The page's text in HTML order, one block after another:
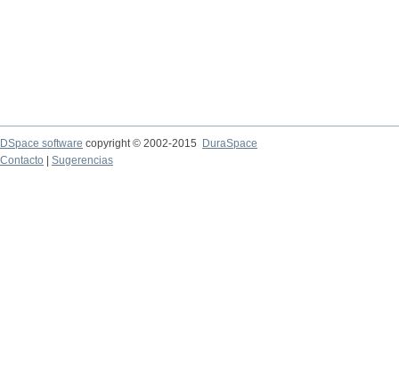
DSpace software copyright © 2002-2015
DuraSpace
Contacto
Sugerencias